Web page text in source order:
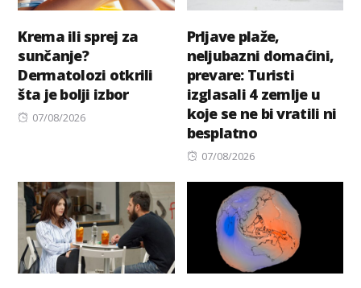
Krema ili sprej za
sunčanje?
Dermatolozi otkrili
šta je bolji izbor
Posted
07/08/2026
Prljave plaže,
neljubazni domaćini,
prevare: Turisti
izglasali 4 zemlje u
koje se ne bi vratili ni
besplatno
Posted
07/08/2026